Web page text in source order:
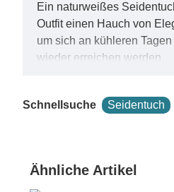
Ein naturweißes
Outfit einen Hauch von
um sich an kühleren
wieder erreichen werden.
Ruhe und Frieden
widerstandsfähig gegen
Schnellsuche Seidentuch
Ähnliche Artikel